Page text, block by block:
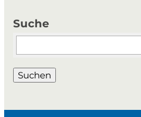
Suche
Suchbegriffe
Suchen